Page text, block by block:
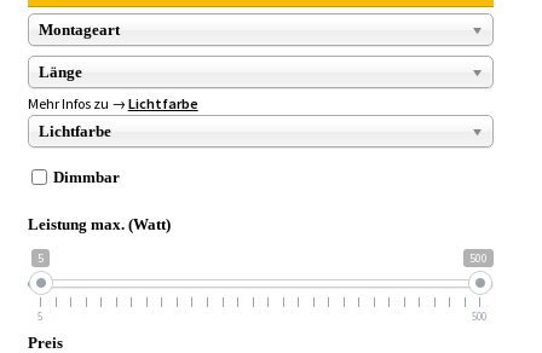
Montageart
Länge
Mehr Infos zu → Lichtfarbe
Lichtfarbe
Dimmbar
Leistung max. (Watt)
5 500
5 500
Preis